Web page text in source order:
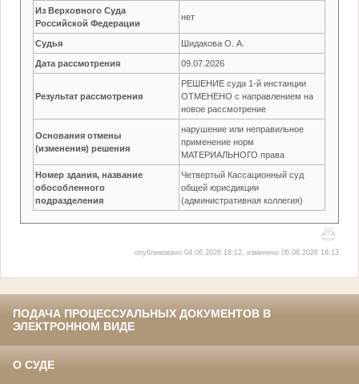
Из Верховного Суда
Российской Федерации
нет
Судья Шидакова О. А.
Дата рассмотрения 09.07.2026
Результат рассмотрения
РЕШЕНИЕ суда 1-й инстанции
ОТМЕНЕНО с направлением на
новое рассмотрение
Основания отмены
(изменения) решения
нарушение или неправильное
применение норм
МАТЕРИАЛЬНОГО права
Номер здания, название
обособленного
подразделения
Четвертый Кассационный суд
общей юрисдикции
(административная коллегия)
опубликовано 04.06.2026 18:12, изменено 06.08.2026 18:13
ПОДАЧА ПРОЦЕССУАЛЬНЫХ ДОКУМЕНТОВ В
ЭЛЕКТРОННОМ ВИДЕ
О СУДЕ